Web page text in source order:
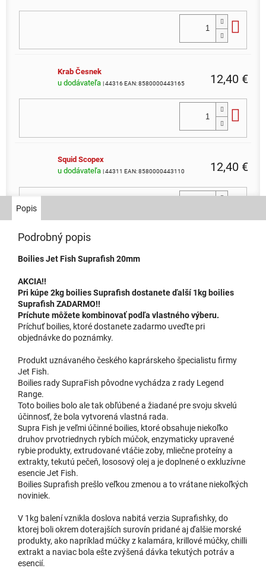
Krab Česnek
u dodávateľa | 44316 EAN:8580000443165 12,40 €
Squid Scopex
u dodávateľa | 44311 EAN:8580000443110 12,40 €
u dodávateľa| 44313EAN:8580000443134
Popis
Podrobný popis
Boilies Jet Fish Suprafish 20mm
AKCIA!!
Pri kúpe 2kg boilies Suprafish dostanete ďalší 1kg boilies
Suprafish ZADARMO!!
Príchute môžete kombinovať podľa vlastného výberu.
Príchuť boilies, ktoré dostanete zadarmo uveďte pri
objednávke do poznámky.
Produkt uznávaného českého kaprárskeho špecialistu firmy
Jet Fish.
Boilies rady SupraFish pôvodne vychádza z rady Legend
Range.
Toto boilies bolo ale tak obľúbené a žiadané pre svoju skvelú
účinnosť, že bola vytvorená vlastná rada.
Supra Fish je veľmi účinné boilies, ktoré obsahuje niekoľko
druhov prvotriednych rybích múčok, enzymaticky upravené
rybie produkty, extrudované vtáčie zoby, mliečne proteíny a
extrakty, tekutú pečeň, lososový olej a je doplnené o exkluzívne
esencie Jet Fish.
Boilies Suprafish prešlo veľkou zmenou a to vrátane niekoľkých
noviniek.
V 1kg balení vznikla doslova nabitá verzia Suprafishky, do
ktorej boli okrem doterajších surovín pridané aj ďalšie morské
produkty, ako napríklad múčky z kalamára, krillové múčky, chilli
extrakt a naviac bola ešte zvýšená dávka tekutých potráv a
esencií.